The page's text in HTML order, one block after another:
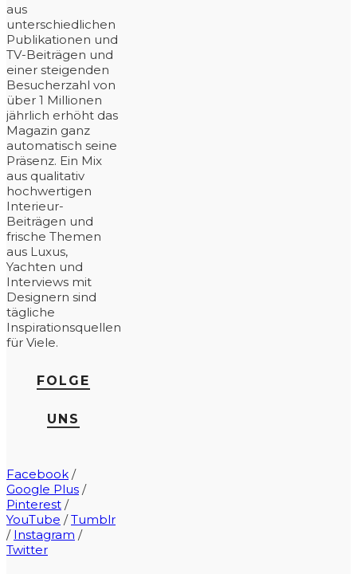
aus
unterschiedlichen
Publikationen und
TV-Beiträgen und
einer steigenden
Besucherzahl von
über 1 Millionen
jährlich erhöht das
Magazin ganz
automatisch seine
Präsenz. Ein Mix
aus qualitativ
hochwertigen
Interieur-
Beiträgen und
frische Themen
aus Luxus,
Yachten und
Interviews mit
Designern sind
tägliche
Inspirationsquellen
für Viele.
FOLGE
UNS
Facebook /
Google Plus /
Pinterest /
YouTube /Tumblr
/ Instagram /
Twitter